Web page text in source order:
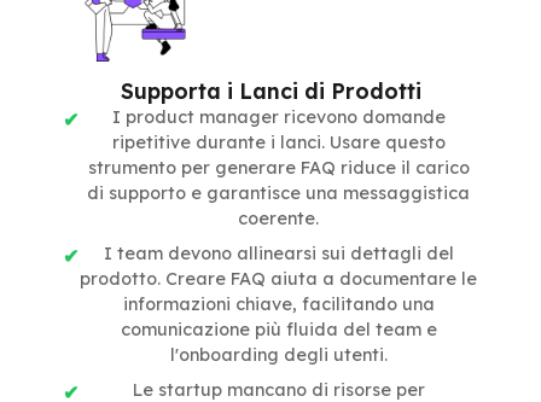
Supporta i Lanci di Prodotti
I product manager ricevono domande
ripetitive durante i lanci. Usare questo
strumento per generare FAQ riduce il carico
di supporto e garantisce una messaggistica
coerente.
I team devono allinearsi sui dettagli del
prodotto. Creare FAQ aiuta a documentare le
informazioni chiave, facilitando una
comunicazione più fluida del team e
l'onboarding degli utenti.
Le startup mancano di risorse per